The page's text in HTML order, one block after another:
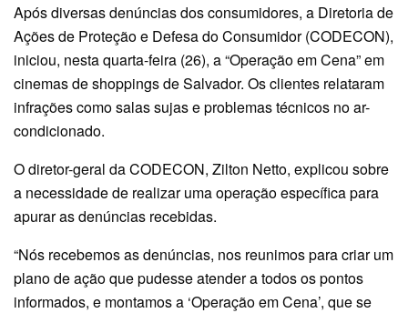
Após diversas denúncias dos consumidores, a Diretoria de
Ações de Proteção e Defesa do Consumidor (CODECON),
iniciou, nesta quarta-feira (26), a “Operação em Cena” em
cinemas de shoppings de Salvador. Os clientes relataram
infrações como salas sujas e problemas técnicos no ar-
condicionado.
O diretor-geral da CODECON, Zilton Netto, explicou sobre
a necessidade de realizar uma operação específica para
apurar as denúncias recebidas.
“Nós recebemos as denúncias, nos reunimos para criar um
plano de ação que pudesse atender a todos os pontos
informados, e montamos a ‘Operação em Cena’, que se